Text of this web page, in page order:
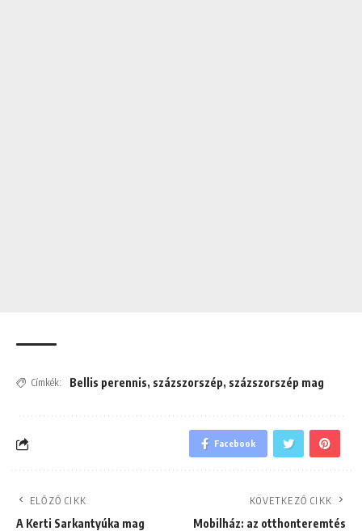
Címkék: Bellis perennis, százszorszép, százszorszép mag
Facebook
ELŐZŐ CIKK
A Kerti Sarkantyúka mag
KÖVETKEZŐ CIKK
Mobilház: az otthonteremtés